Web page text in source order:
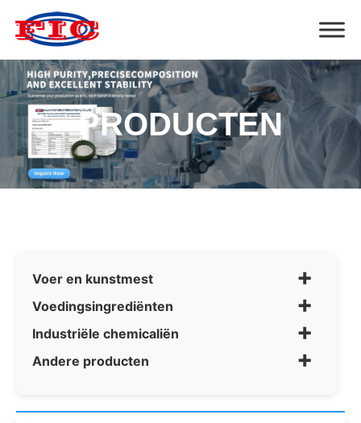
PRODUCTEN
Voer en kunstmest +
Voedingsingrediënten +
Industriële chemicaliën +
Andere producten +